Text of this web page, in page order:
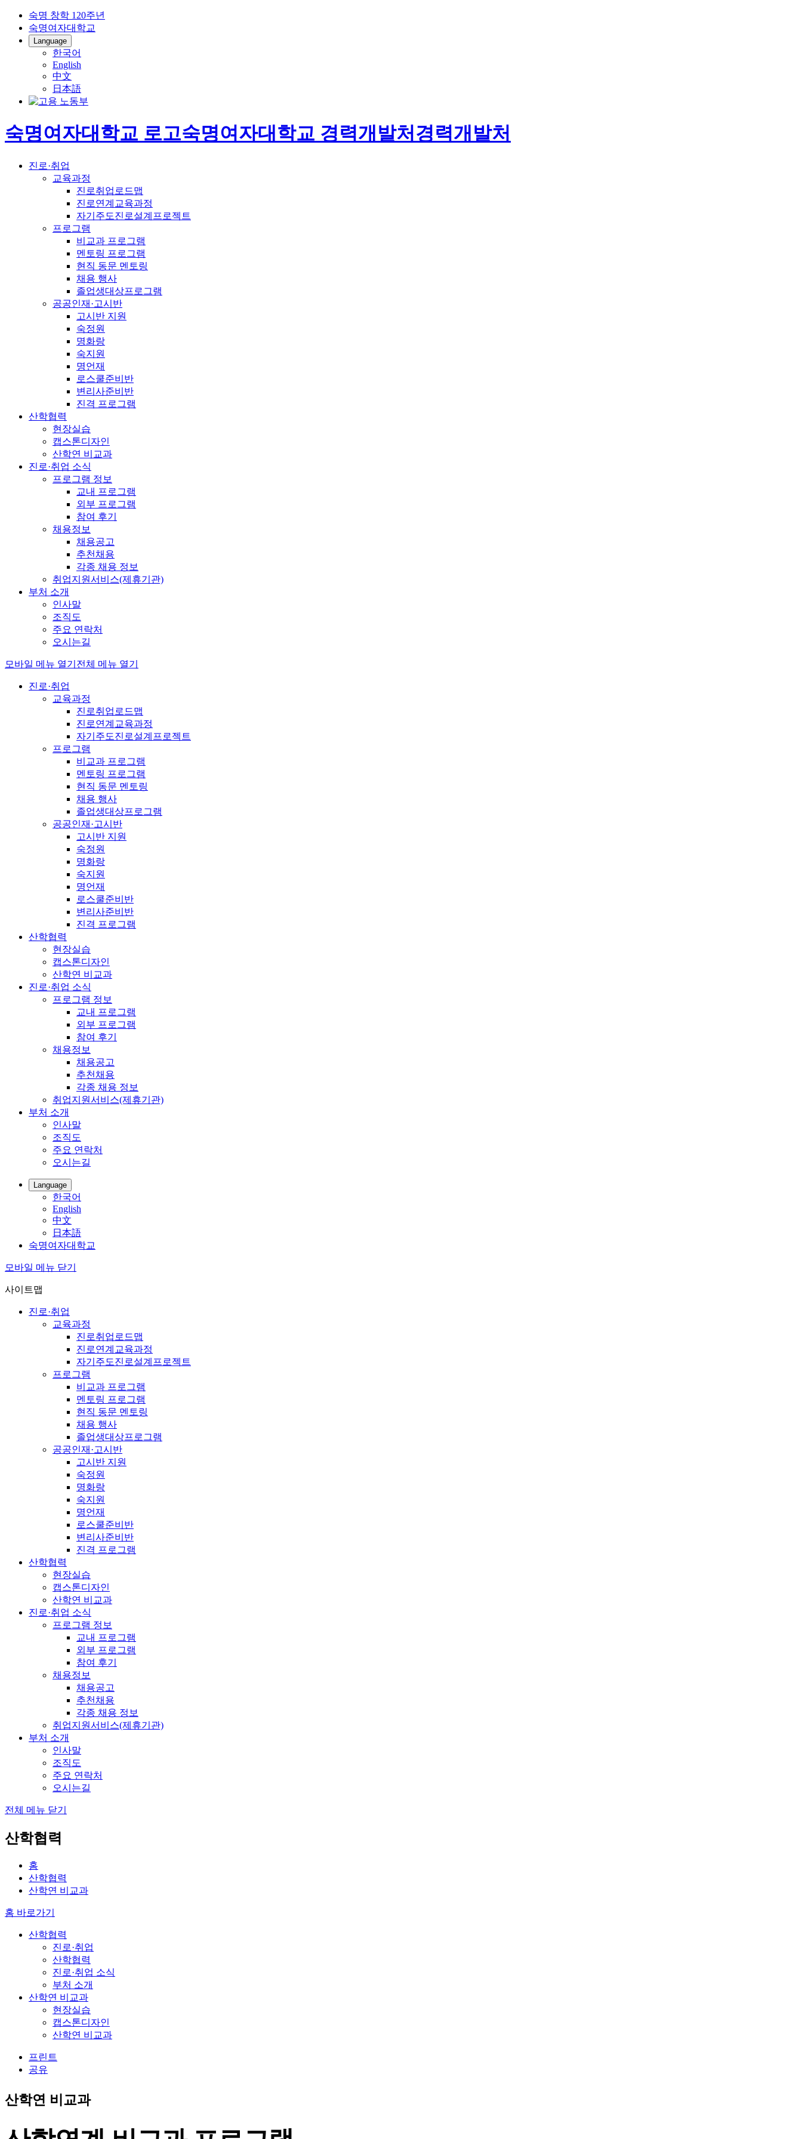
숙명 창학 120주년
숙명여자대학교
Language
한국어
English
中文
日本語
숙명여자대학교 로고숙명여자대학교 경력개발처경력개발처
진로·취업
교육과정
진로취업로드맵
진로연계교육과정
자기주도진로설계프로젝트
프로그램
비교과 프로그램
멘토링 프로그램
현직 동문 멘토링
채용 행사
졸업생대상프로그램
공공인재·고시반
고시반 지원
숙정원
명화랑
숙지원
명언재
로스쿨준비반
변리사준비반
진격 프로그램
산학협력
현장실습
캡스톤디자인
산학연 비교과
진로·취업 소식
프로그램 정보
교내 프로그램
외부 프로그램
참여 후기
채용정보
채용공고
추천채용
각종 채용 정보
취업지원서비스(제휴기관)
부처 소개
인사말
조직도
주요 연락처
오시는길
모바일 메뉴 열기 전체 메뉴 열기
진로·취업
교육과정
진로취업로드맵
진로연계교육과정
자기주도진로설계프로젝트
프로그램
비교과 프로그램
멘토링 프로그램
현직 동문 멘토링
채용 행사
졸업생대상프로그램
공공인재·고시반
고시반 지원
숙정원
명화랑
숙지원
명언재
로스쿨준비반
변리사준비반
진격 프로그램
산학협력
현장실습
캡스톤디자인
산학연 비교과
진로·취업 소식
프로그램 정보
교내 프로그램
외부 프로그램
참여 후기
채용정보
채용공고
추천채용
각종 채용 정보
취업지원서비스(제휴기관)
부처 소개
인사말
조직도
주요 연락처
오시는길
Language
한국어
English
中文
日本語
숙명여자대학교
모바일 메뉴 닫기
사이트맵
진로·취업
교육과정
진로취업로드맵
진로연계교육과정
자기주도진로설계프로젝트
프로그램
비교과 프로그램
멘토링 프로그램
현직 동문 멘토링
채용 행사
졸업생대상프로그램
공공인재·고시반
고시반 지원
숙정원
명화랑
숙지원
명언재
로스쿨준비반
변리사준비반
진격 프로그램
산학협력
현장실습
캡스톤디자인
산학연 비교과
진로·취업 소식
프로그램 정보
교내 프로그램
외부 프로그램
참여 후기
채용정보
채용공고
추천채용
각종 채용 정보
취업지원서비스(제휴기관)
부처 소개
인사말
조직도
주요 연락처
오시는길
전체 메뉴 닫기
산학협력
홈
산학협력
산학연 비교과
홈 바로가기
산학협력
진로·취업
산학협력
진로·취업 소식
부처 소개
산학연 비교과
현장실습
캡스톤디자인
산학연 비교과
프린트
공유
산학연 비교과